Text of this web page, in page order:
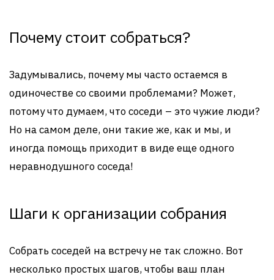
Почему стоит собраться?
Задумывались, почему мы часто остаемся в
одиночестве со своими проблемами? Может,
потому что думаем, что соседи – это чужие люди?
Но на самом деле, они такие же, как и мы, и
иногда помощь приходит в виде еще одного
неравнодушного соседа!
Шаги к организации собрания
Собрать соседей на встречу не так сложно. Вот
несколько простых шагов, чтобы ваш план